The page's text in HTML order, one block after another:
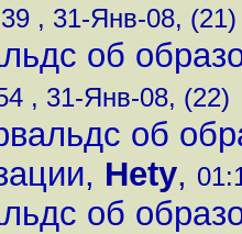
, 31-Янв-08, (21)
об
, 31-Янв-08, (22)
об
, Hety,
об